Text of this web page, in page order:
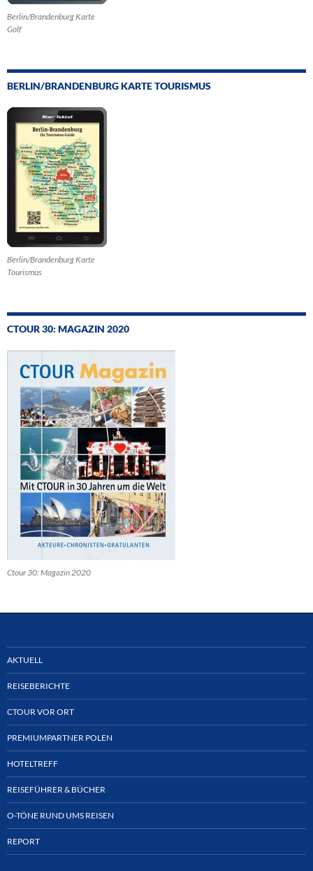
Berlin/Brandenburg Karte
Golf
BERLIN/BRANDENBURG KARTE TOURISMUS
Berlin/Brandenburg Karte
Tourismus
CTOUR 30: MAGAZIN 2020
Ctour 30: Magazin 2020
AKTUELL
REISEBERICHTE
CTOUR VOR ORT
PREMIUMPARTNER POLEN
HOTELTREFF
REISEFÜHRER & BÜCHER
O-TÖNE RUND UMS REISEN
REPORT